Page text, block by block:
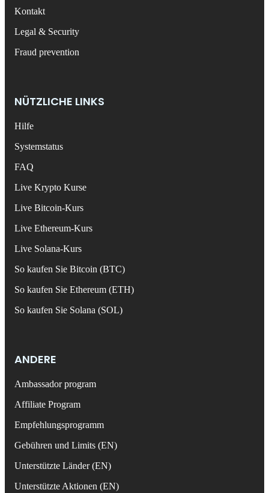
Kontakt
Legal & Security
Fraud prevention
NÜTZLICHE LINKS
Hilfe
Systemstatus
FAQ
Live Krypto Kurse
Live Bitcoin-Kurs
Live Ethereum-Kurs
Live Solana-Kurs
So kaufen Sie Bitcoin (BTC)
So kaufen Sie Ethereum (ETH)
So kaufen Sie Solana (SOL)
ANDERE
Ambassador program
Affiliate Program
Empfehlungsprogramm
Gebühren und Limits (EN)
Unterstützte Länder (EN)
Unterstützte Aktionen (EN)